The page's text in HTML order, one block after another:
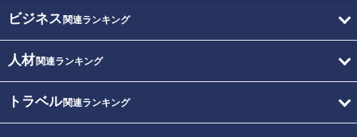
ビジネス 関連ランキング
人材関連ランキング
トラベル関連ランキング